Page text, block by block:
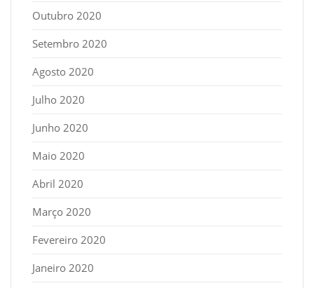
Outubro 2020
Setembro 2020
Agosto 2020
Julho 2020
Junho 2020
Maio 2020
Abril 2020
Março 2020
Fevereiro 2020
Janeiro 2020